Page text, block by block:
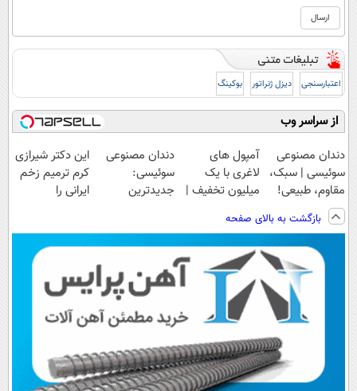
اعتبارسنجی دیزل ژنراتور بوکینگ
از سراسر وب
دندان مصنوعی
سوئیسی | سبک،
مقاوم، طبیعی!
ویزیت
رایگان+پرداخت
اقساطی😍
آمپول های
لاغری با یک
میلیون تخفیف |
داروخانه های
معتبر
دندان مصنوعی
سوئیسی:
جدیدترین
پرداخت قسطی
این دکتر شیرازی
کرم ترمیم زخم
ایرانی را
بازگشت به بالای صفحه